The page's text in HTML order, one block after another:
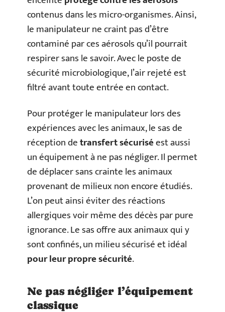
contenus dans les micro-organismes. Ainsi,
le manipulateur ne craint pas d’être
contaminé par ces aérosols qu’il pourrait
respirer sans le savoir. Avec le poste de
sécurité microbiologique, l’air rejeté est
filtré avant toute entrée en contact.
Pour protéger le manipulateur lors des
expériences avec les animaux, le sas de
réception detransfert sécuriséest aussi
un équipement à ne pas négliger. Il permet
de déplacer sans crainte les animaux
provenant de milieux non encore étudiés.
L’on peut ainsi éviter des réactions
allergiques voir même des décès par pure
ignorance. Le sas offre aux animaux qui y
sont confinés, un milieu sécurisé et idéal
pour leur propre sécurité.
Ne pas négliger l’équipement
classique